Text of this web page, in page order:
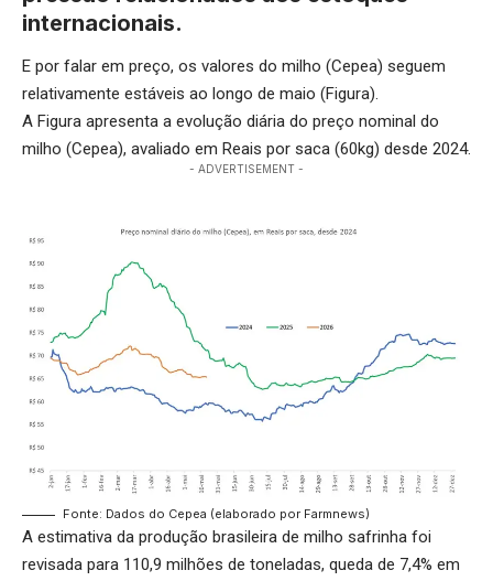
internacionais.
E por falar em preço, os valores do milho (Cepea) seguem
relativamente estáveis ao longo de maio (Figura).
A Figura apresenta a evolução diária do preço nominal do
milho (Cepea), avaliado em Reais por saca (60kg) desde 2024.
- ADVERTISEMENT -
Fonte: Dados do Cepea (elaborado por Farmnews)
A estimativa da produção brasileira de milho safrinha foi
revisada para 110,9 milhões de toneladas, queda de 7,4% em